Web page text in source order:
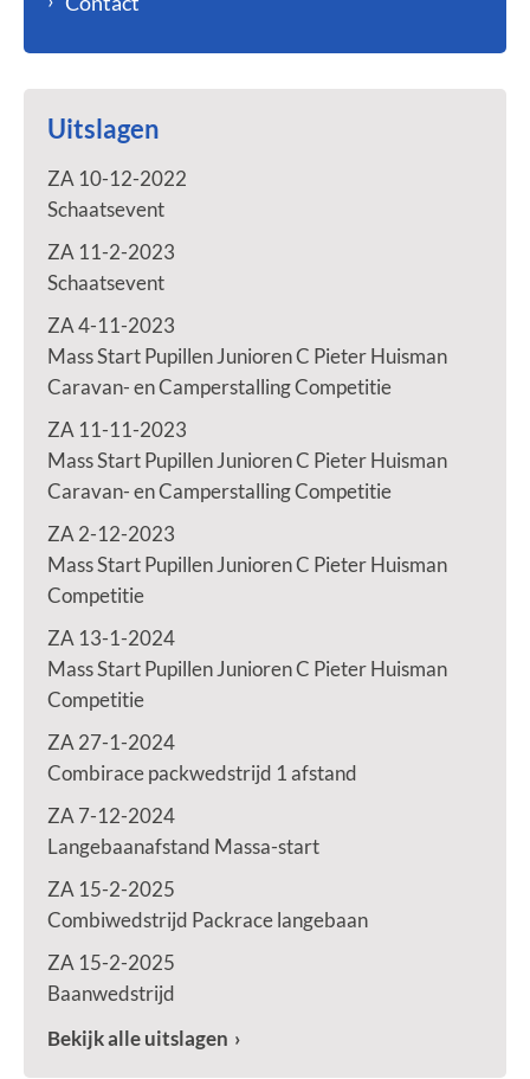
Uitslagen
ZA 10-12-2022
Schaatsevent
ZA 11-2-2023
Schaatsevent
ZA 4-11-2023
Mass Start Pupillen Junioren C Pieter Huisman
Caravan- en Camperstalling Competitie
ZA 11-11-2023
Mass Start Pupillen Junioren C Pieter Huisman
Caravan- en Camperstalling Competitie
ZA 2-12-2023
Mass Start Pupillen Junioren C Pieter Huisman
Competitie
ZA 13-1-2024
Mass Start Pupillen Junioren C Pieter Huisman
Competitie
ZA 27-1-2024
Combirace packwedstrijd 1 afstand
ZA 7-12-2024
Langebaanafstand Massa-start
ZA 15-2-2025
Combiwedstrijd Packrace langebaan
ZA 15-2-2025
Baanwedstrijd
Bekijk alle uitslagen